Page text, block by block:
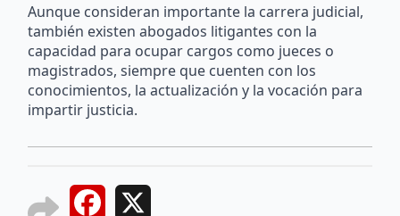
Aunque consideran importante la carrera judicial,
también existen abogados litigantes con la
capacidad para ocupar cargos como jueces o
magistrados, siempre que cuenten con los
conocimientos, la actualización y la vocación para
impartir justicia.
Facebook